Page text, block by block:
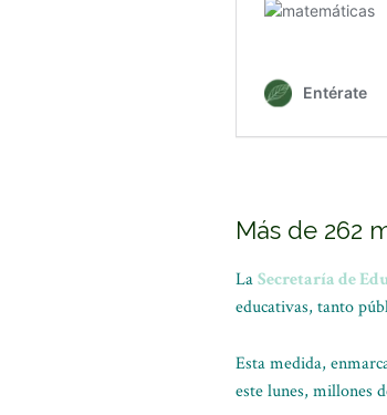
Más de 262
LaSecretaría de
educativas, tanto
Esta medida,
este lunes, millones